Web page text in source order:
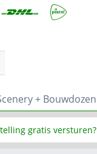
+ Bouwdozen
gratis versturen?